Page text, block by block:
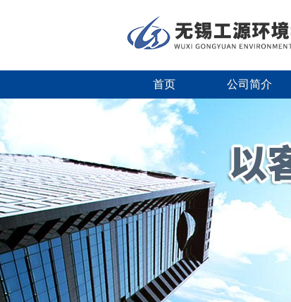
首页 公司简介